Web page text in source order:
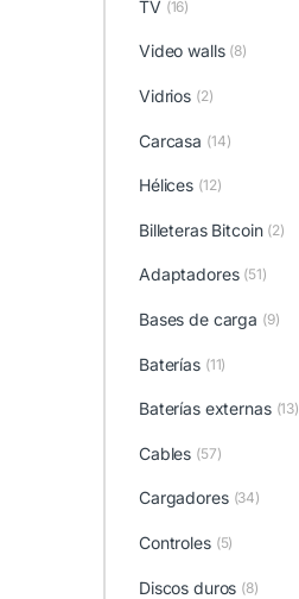
TV (16)
Video walls (8)
Vidrios (2)
Carcasa (14)
Hélices (12)
Billeteras Bitcoin (2)
Adaptadores (51)
Bases de carga (9)
Baterías (11)
Baterías externas (13)
Cables (57)
Cargadores (34)
Controles (5)
Discos duros (8)